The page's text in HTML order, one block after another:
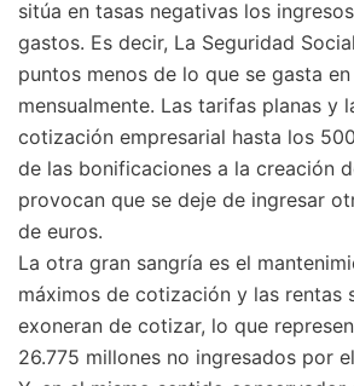
sitúa en tasas negativas los
gastos. Es decir, La Seguridad
puntos menos de lo que se gasta
mensualmente. Las tarifas planas y
cotización empresarial hasta los
de las bonificaciones a la creación
provocan que se deje de ingresar
de euros.
La otra gran sangría es el
máximos de cotización y las rentas
exoneran de cotizar, lo que
26.775 millones no ingresados por